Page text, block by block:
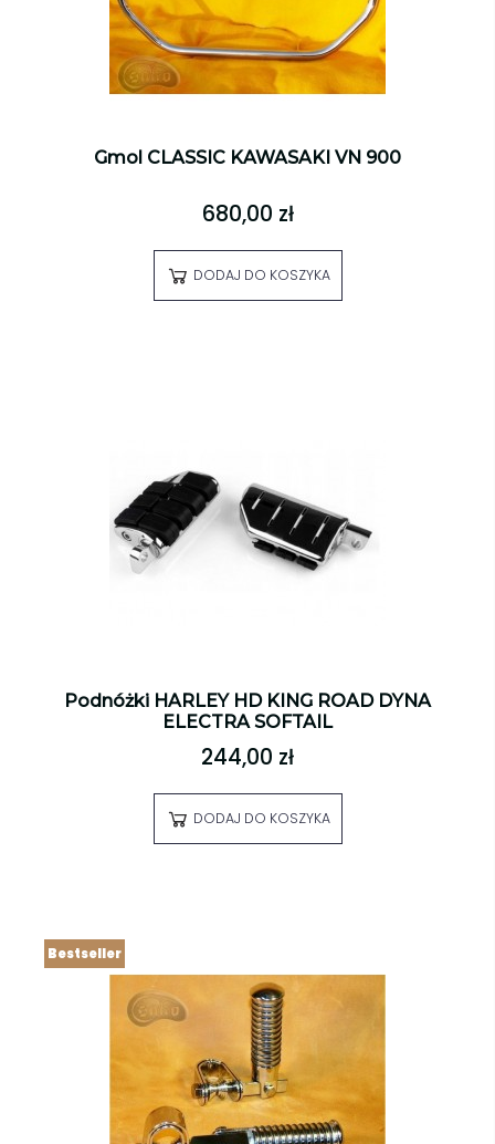
Gmol CLASSIC KAWASAKI VN 900
680,00 zł
DODAJ DO KOSZYKA
Podnóżki HARLEY HD KING ROAD DYNA
ELECTRA SOFTAIL
244,00 zł
DODAJ DO KOSZYKA
Bestseller